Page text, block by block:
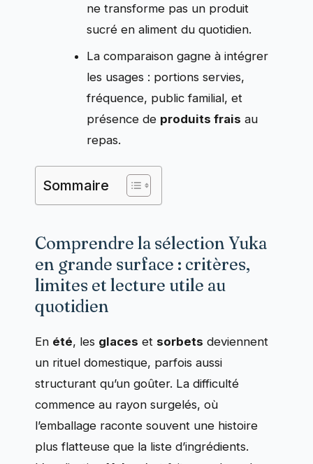
ne transforme pas un produit
sucré en aliment du quotidien.
La comparaison gagne à intégrer
les usages : portions servies,
fréquence, public familial, et
présence de produits frais au
repas.
Sommaire
Comprendre la sélection Yuka
en grande surface : critères,
limites et lecture utile au
quotidien
En été, les glaces et sorbets deviennent
un rituel domestique, parfois aussi
structurant qu’un goûter. La difficulté
commence au rayon surgelés, où
l’emballage raconte souvent une histoire
plus flatteuse que la liste d’ingrédients.